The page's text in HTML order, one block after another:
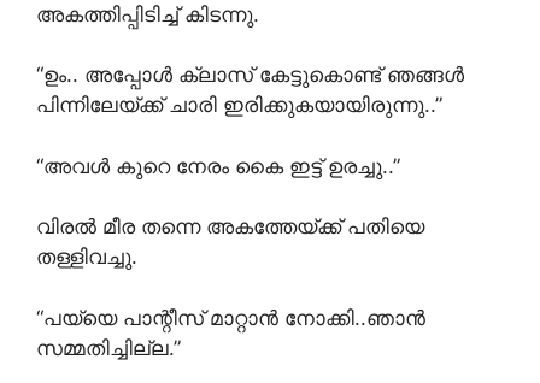
അകത്തിപ്പിടിച്ച് കിടന്നു.
“ഉം.. അപ്പോൾ ക്ലാസ് കേട്ടുകൊണ്ട് ഞങ്ങൾ
പിന്നിലേയ്ക്ക് ചാരി ഇരിക്കുകയായിരുന്നു..”
“അവൾ കുറെ നേരം കൈ ഇട്ട് ഉരച്ചു..”
വിരൽ മീര തന്നെ അകത്തേയ്ക്ക് പതിയെ
തള്ളിവച്ചു.
“പയ്യെ പാന്റീസ് മാറ്റാൻ നോക്കി..ഞാൻ
സമ്മതിച്ചില്ല.”